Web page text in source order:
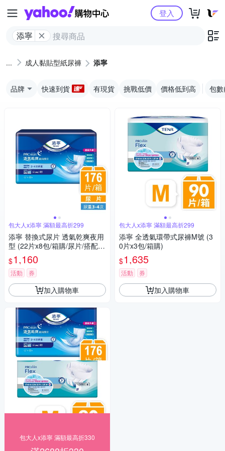
Yahoo購物中心
添寧
登入
成人黏貼型紙尿褲 添寧
品牌 快速到貨 有現貨 挑戰低價 價格低到高 包
包大人x添寧 滿額最高折299
添寧 替換式尿片 透氣乾爽夜用
型 (22片x8包/箱購/尿片/搭配成
人紙尿褲)
$1,160
活動 券
加入購物車
包大人x添寧 滿額最高折330
包大人x添寧 滿額最高折299
添寧 全透氣環帶式尿褲M號 (3
0片x3包/箱購)
$1,635
活動 券
加入購物車